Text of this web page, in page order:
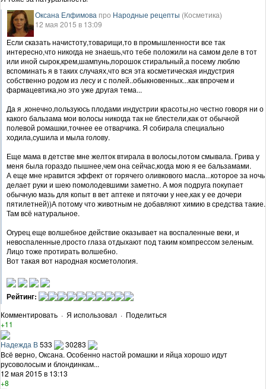
Оксана Елфимова про Народные рецепты (Косметика)
12 мая 2015 в 13:09
Если сказать начистоту,товарищи,то в промышленности все так
интересно,что никогда не знаешь,что тебе положили на самом деле в тот
или иной сырок,крем,шампунь,порошок стиральный,а посему люблю
вспоминать я в таких случаях,что вся эта косметическая индустрия
собственно родом из лесу и с полей..обыкновенных...как впрочем и
фармацевтика,но это уже другая тема...
Да я ,конечно,пользуюсь плодами индустрии красоты,но честно говоря ни о
какого бальзама мои волосы никогда так не блестели,как от обычной
полевой ромашки,точнее ее отварчика. Я собирала специально
ходила,сушила и мыла голову.
Еще мама в детстве мне желток втирала в волосы,потом смывала. Грива у
меня была гораздо пышнее,чем она сейчас,когда мою я ее бальзамами.
А еще мне нравится эффект от горячего оливкового масла...которое за ночь
делает руки и шею помолодевшими заметно. А моя подруга покупает
обычную мазь для копыт в вет аптеке и пяточки у нее,как у ее дочери
пятилетней))А потому что животным не добавляют химию в средства такие.
Там всё натуральное.
Огурец еще волшебное действие оказывает на воспаленные веки, и
невоспаленные,просто глаза отдыхают под таким компрессом зеленым.
Лицо тоже протирать волшебно.
Вот такая вот народная косметология.
Рейтинг:
Комментировать · Я использовал · Поделиться
+11
Надежда В533
30283
Всё верно, Оксана. Особенно настой ромашки и яйца хорошо идут
русоволосым и блондинкам...
12 мая 2015 в 13:13
+8